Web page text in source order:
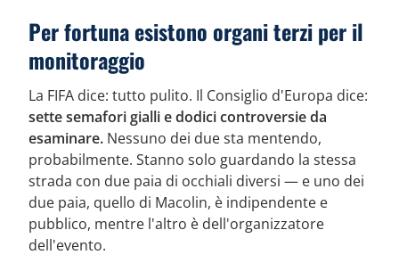
Per fortuna esistono organi terzi per il
monitoraggio
La FIFA dice: tutto pulito. Il Consiglio d'Europa dice:
sette semafori gialli e dodici controversie da
esaminare. Nessuno dei due sta mentendo,
probabilmente. Stanno solo guardando la stessa
strada con due paia di occhiali diversi — e uno dei
due paia, quello di Macolin, è indipendente e
pubblico, mentre l'altro è dell'organizzatore
dell'evento.